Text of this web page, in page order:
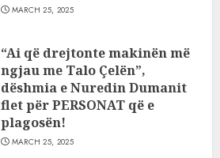
MARCH 25, 2025
“Ai që drejtonte makinën më
ngjau me Talo Çelën”,
dëshmia e Nuredin Dumanit
flet për PERSONAT që e
plagosën!
MARCH 25, 2025